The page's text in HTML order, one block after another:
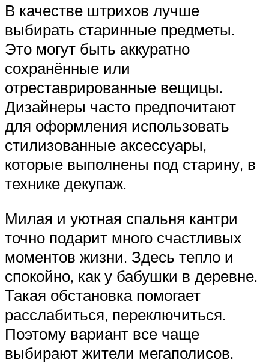
В качестве штрихов лучше
выбирать старинные предметы.
Это могут быть аккуратно
сохранённые или
отреставрированные вещицы.
Дизайнеры часто предпочитают
для оформления использовать
стилизованные аксессуары,
которые выполнены под старину, в
технике декупаж.
Милая и уютная спальня кантри
точно подарит много счастливых
моментов жизни. Здесь тепло и
спокойно, как у бабушки в деревне.
Такая обстановка помогает
расслабиться, переключиться.
Поэтому вариант все чаще
выбирают жители мегаполисов.